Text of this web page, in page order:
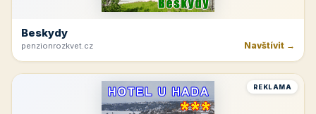
Beskydy
penzionrozkvet.cz Navštívit →
REKLAMA